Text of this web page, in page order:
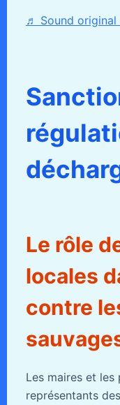
♬ Sound original
Le rôle
locales
contre
Les maires et
représentants